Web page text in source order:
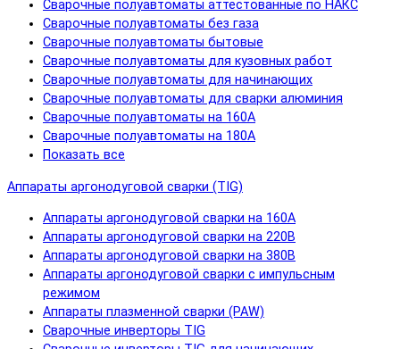
Сварочные полуавтоматы аттестованные по НАКС
Сварочные полуавтоматы без газа
Сварочные полуавтоматы бытовые
Сварочные полуавтоматы для кузовных работ
Сварочные полуавтоматы для начинающих
Сварочные полуавтоматы для сварки алюминия
Сварочные полуавтоматы на 160А
Сварочные полуавтоматы на 180А
Показать все
Аппараты аргонодуговой сварки (TIG)
Аппараты аргонодуговой сварки на 160А
Аппараты аргонодуговой сварки на 220В
Аппараты аргонодуговой сварки на 380В
Аппараты аргонодуговой сварки с импульсным
режимом
Аппараты плазменной сварки (PAW)
Сварочные инверторы TIG